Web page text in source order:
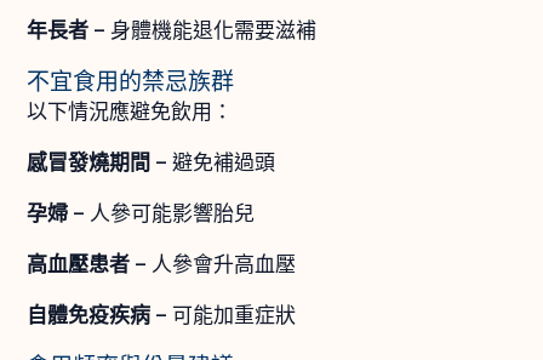
年長者 – 身體機能退化需要滋補
不宜食用的禁忌族群
以下情況應避免飲用：
感冒發燒期間 – 避免補過頭
孕婦 – 人參可能影響胎兒
高血壓患者 – 人參會升高血壓
自體免疫疾病 – 可能加重症狀